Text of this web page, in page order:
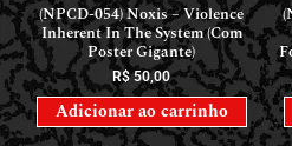
(NPCD-054) Noxis – Violence
Inherent In The System (Com
Poster Gigante)
R$50,00
Adicionar ao carrinho